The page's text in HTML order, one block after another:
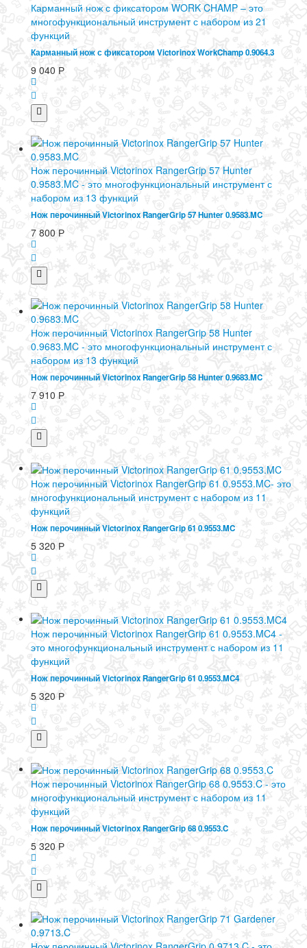
Карманный нож с фиксатором WORK CHAMP – это
многофункциональный инструмент с набором из 21
функций
Карманный нож с фиксатором Victorinox WorkChamp 0.9064.3
9 040 Р
Нож перочинный Victorinox RangerGrip 57 Hunter
0.9583.MC - это многофункциональный инструмент с
набором из 13 функций
Нож перочинный Victorinox RangerGrip 57 Hunter 0.9583.MC
7 800 Р
Нож перочинный Victorinox RangerGrip 58 Hunter
0.9683.MC - это многофункциональный инструмент с
набором из 13 функций
Нож перочинный Victorinox RangerGrip 58 Hunter 0.9683.MC
7 910 Р
Нож перочинный Victorinox RangerGrip 61 0.9553.MC- это
многофункциональный инструмент с набором из 11
функций
Нож перочинный Victorinox RangerGrip 61 0.9553.MC
5 320 Р
Нож перочинный Victorinox RangerGrip 61 0.9553.MC4 -
это многофункциональный инструмент с набором из 11
функций
Нож перочинный Victorinox RangerGrip 61 0.9553.MC4
5 320 Р
Нож перочинный Victorinox RangerGrip 68 0.9553.C - это
многофункциональный инструмент с набором из 11
функций
Нож перочинный Victorinox RangerGrip 68 0.9553.C
5 320 Р